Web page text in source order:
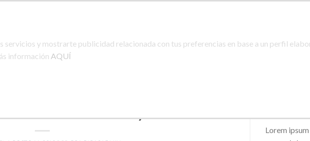
Lorem
y mostrarte publicidad relacionada con tus preferencias en base a un perfil
información AQUÍ